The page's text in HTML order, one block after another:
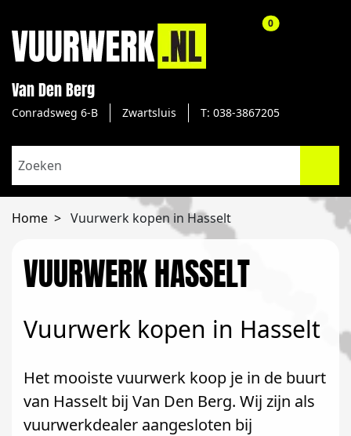
Van Den Berg
Conradsweg 6-B Zwartsluis T: 038-3867205
0aantal
Home Vuurwerk kopen in Hasselt
VUURWERK HASSELT
Vuurwerk kopen in Hasselt
Het mooiste vuurwerk koop je in de buurt
van Hasselt bij Van Den Berg. Wij zijn als
vuurwerkdealer aangesloten bij